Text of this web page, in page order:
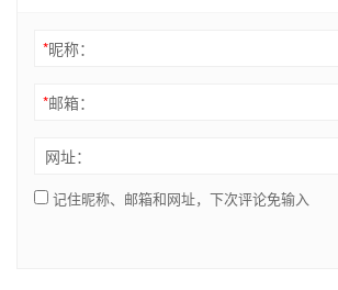
*昵称：
*邮箱：
网址：
记住昵称、邮箱和网址，下次评论免输入